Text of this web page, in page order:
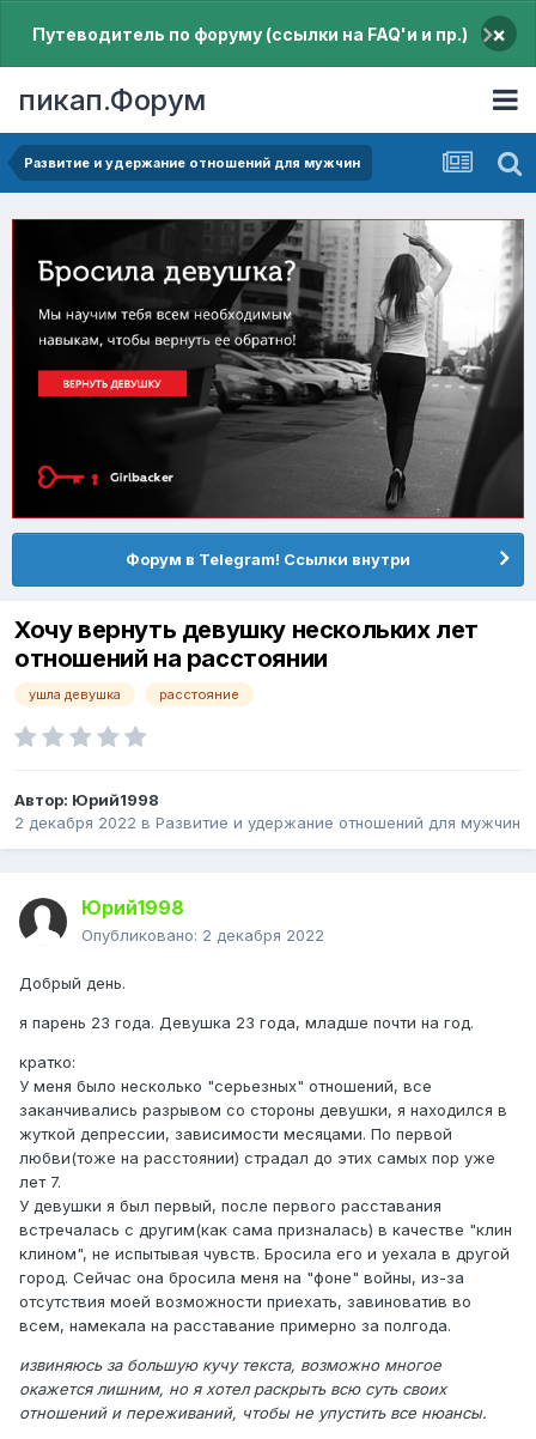
Путеводитель по форуму (ссылки на FAQ'и и пр.) ×
пикап.Форум
Pазвитие и удержание отношений для мужчин
Форум в Telegram! Ссылки внутри
Хочу вернуть девушку нескольких лет
отношений на расстоянии
ушла девушка расстояние
Автор: Юрий1998
2 декабря 2022 в Pазвитие и удержание отношений для мужчин
Юрий1998
Опубликовано: 2 декабря 2022
Добрый день.
я парень 23 года. Девушка 23 года, младше почти на год.
кратко:
У меня было несколько "серьезных" отношений, все
заканчивались разрывом со стороны девушки, я находился в
жуткой депрессии, зависимости месяцами. По первой
любви(тоже на расстоянии) страдал до этих самых пор уже
лет 7.
У девушки я был первый, после первого расставания
встречалась с другим(как сама призналась) в качестве "клин
клином", не испытывая чувств. Бросила его и уехала в другой
город. Сейчас она бросила меня на "фоне" войны, из-за
отсутствия моей возможности приехать, завиноватив во
всем, намекала на расставание примерно за полгода.
извиняюсь за большую кучу текста, возможно многое
окажется лишним, но я хотел раскрыть всю суть своих
отношений и переживаний, чтобы не упустить все нюансы.